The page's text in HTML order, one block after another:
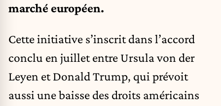
marché européen.
Cette initiative s’inscrit dans l’accord
conclu en juillet entre Ursula von der
Leyen et Donald Trump, qui prévoit
aussi une baisse des droits américains